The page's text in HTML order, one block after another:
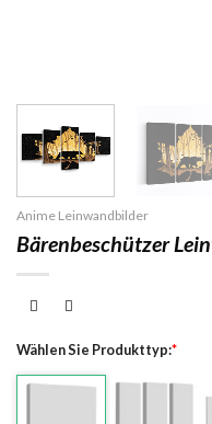
Anime Leinwandbilder
Bärenbeschützer
Wählen Sie Produkttyp:*